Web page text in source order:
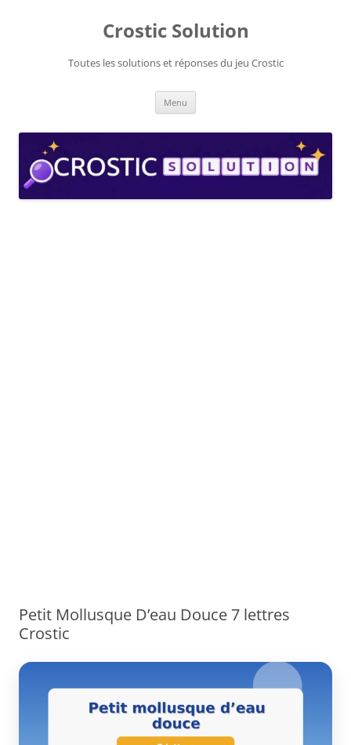
Crostic Solution
Toutes les solutions et réponses du jeu Crostic
Menu
Petit Mollusque D’eau Douce 7 lettres
Crostic